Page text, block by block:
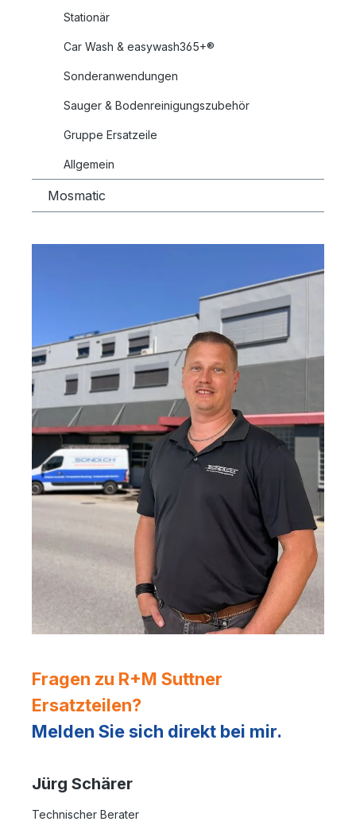
Stationär
Car Wash & easywash365+®
Sonderanwendungen
Sauger & Bodenreinigungszubehör
Gruppe Ersatzeile
Allgemein
Mosmatic
Fragen zu R+M Suttner
Ersatzteilen?
Melden Sie sich direkt bei mir.
Jürg Schärer
Technischer Berater